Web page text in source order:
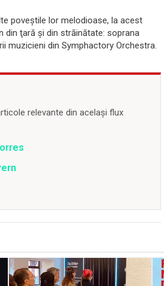
poveştile lor melodioase, la acest
din ţară şi din străinătate: soprana
muzicieni din Symphactory Orchestra.
relevante din același flux